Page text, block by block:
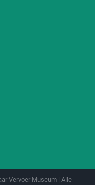
Vervoer Museum | Alle